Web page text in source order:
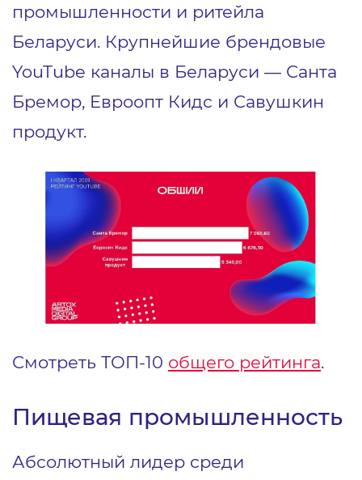
промышленности и ритейла
Беларуси. Крупнейшие брендовые
YouTube каналы в Беларуси — Санта
Бремор, Евроопт Кидс и Савушкин
продукт.
Смотреть ТОП-10 общего рейтинга.
Пищевая промышленность
Абсолютный лидер среди